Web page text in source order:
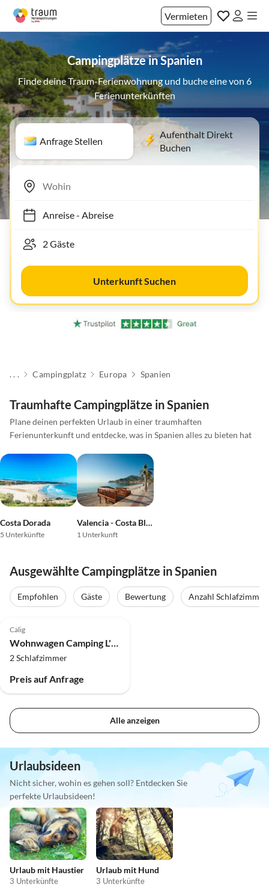
Vermieten
Campingplätze in Spanien
Finde deine Traum-Ferienwohnung und buche eine von 6
Ferienunterkünften
Anfrage Stellen
Aufenthalt Direkt
Buchen
Anreise- Abreise
Unterkunft Suchen
. . . Campingplatz Europa Spanien
Traumhafte Campingplätze in Spanien
Plane deinen perfekten Urlaub in einer traumhaften
Ferienunterkunft und entdecke, was in Spanien alles zu bieten hat
Costa Dorada
5 Unterkünfte
Valencia - Costa Blanca
1 Unterkunft
Ausgewählte Campingplätze in Spanien
Empfohlen Gäste Bewertung Anzahl Schlafzimmer
Calig
2 Schlafzimmer
Preis auf Anfrage
Alle anzeigen
Urlaubsideen
Nicht sicher, wohin es gehen soll? Entdecken Sie
perfekte Urlaubsideen!
Urlaub mit Haustier
3 Unterkünfte
Urlaub mit Hund
3 Unterkünfte